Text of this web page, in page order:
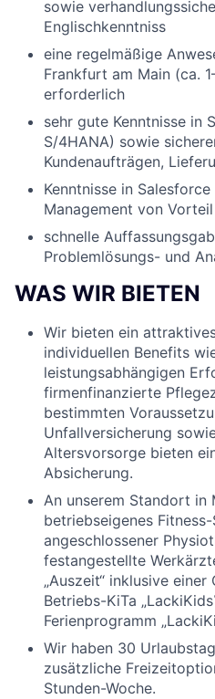
sowie
Englischkenntniss
eine regelmäßige
Frankfurt am Main (ca.
erforderlich
sehr gute Kenntnisse in
S/4HANA) sowie
Kundenaufträgen,
Kenntnisse in
Management von Vorteil
schnelle
Problemlösungs- und
WAS WIR BIETEN
Wir bieten ein
individuellen Benefits
leistungsabhängigen
firmenfinanzierte
bestimmten
Unfallversicherung
Altersvorsorge bieten
Absicherung.
An unserem Standort in
betriebseigenes
angeschlossener
festangestellte
„Auszeit“ inklusive
Betriebs-KiTa
Ferienprogramm
Wir haben 30
zusätzliche
Stunden-Woche.